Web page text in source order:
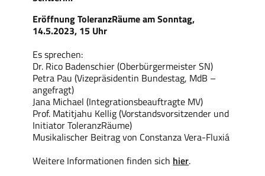
Eröffnung ToleranzRäume am Sonntag,
14.5.2023, 15 Uhr
Es sprechen:
Dr. Rico Badenschier (Oberbürgermeister SN)
Petra Pau (Vizepräsidentin Bundestag, MdB –
angefragt)
Jana Michael (Integrationsbeauftragte MV)
Prof. Matitjahu Kellig (Vorstandsvorsitzender und
Initiator ToleranzRäume)
Musikalischer Beitrag von Constanza Vera-Fluxiá
Weitere Informationen finden sich hier.